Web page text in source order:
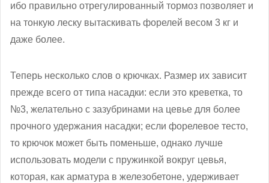
ибо правильно отрегулированный тормоз позволяет и
на тонкую леску вытаскивать форелей весом 3 кг и
даже более.
Теперь несколько слов о крючках. Размер их зависит
прежде всего от типа насадки: если это креветка, то
№3, желательно с зазубринами на цевье для более
прочного удержания насадки; если форелевое тесто,
то крючок может быть поменьше, однако лучше
использовать модели с пружинкой вокруг цевья,
которая, как арматура в железобетоне, удерживает